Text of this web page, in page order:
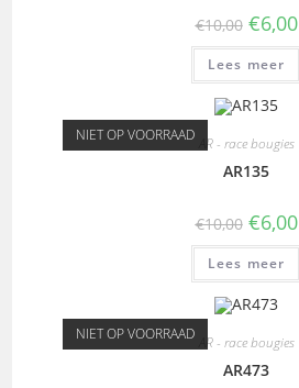
€10,00 €6,00
Lees meer
NIET OP VOORRAAD AR - race bougies
AR135
€10,00 €6,00
Lees meer
NIET OP VOORRAAD AR - race bougies
AR473